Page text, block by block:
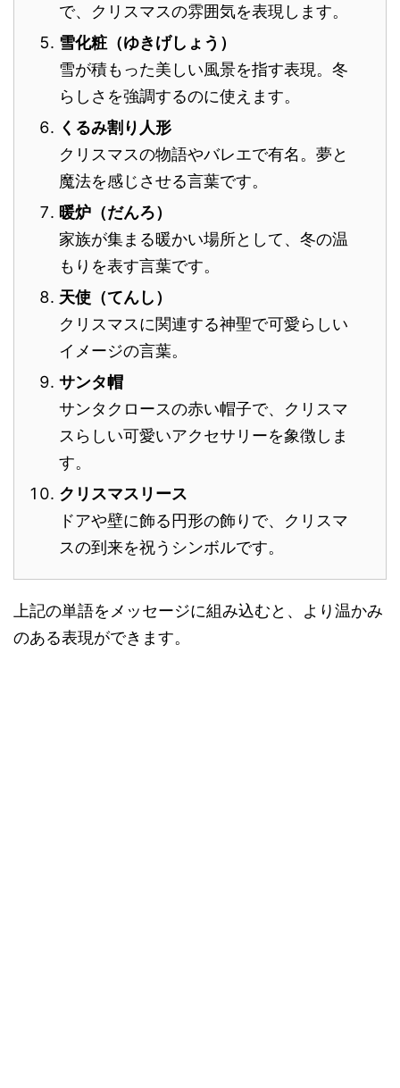
で、クリスマスの雰囲気を表現します。
雪化粧（ゆきげしょう）
雪が積もった美しい風景を指す表現。冬
らしさを強調するのに使えます。
くるみ割り人形
クリスマスの物語やバレエで有名。夢と
魔法を感じさせる言葉です。
暖炉（だんろ）
家族が集まる暖かい場所として、冬の温
もりを表す言葉です。
天使（てんし）
クリスマスに関連する神聖で可愛らしい
イメージの言葉。
サンタ帽
サンタクロースの赤い帽子で、クリスマ
スらしい可愛いアクセサリーを象徴しま
す。
クリスマスリース
ドアや壁に飾る円形の飾りで、クリスマ
スの到来を祝うシンボルです。
上記の単語をメッセージに組み込むと、より温かみ
のある表現ができます。